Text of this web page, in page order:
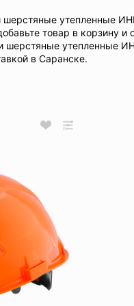
шерстяные утепленные
товар в корзину и
шерстяные утепленные
в Саранске.